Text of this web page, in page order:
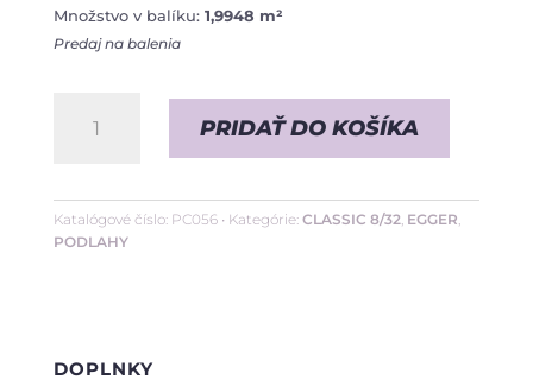
Množstvo v balíku: 1,9948 m²
Predaj na balenia
Medový
•
PRIDAŤ DO KOŠÍKA
Katalógové číslo: PC056 Kategórie: CLASSIC 8/32, EGGER,
PODLAHY
DOPLNKY